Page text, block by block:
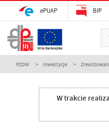
ePUAP BIP
PZDW Inwestycje
W trakcie